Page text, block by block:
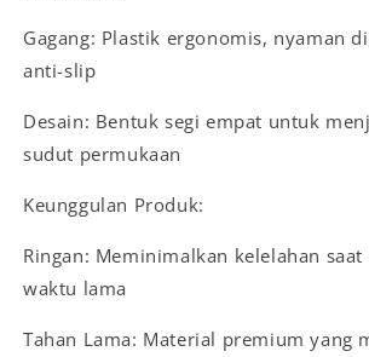
Gagang: Plastik ergonomis, nyaman
anti-slip
Desain: Bentuk segi empat untuk
sudut permukaan
Keunggulan Produk:
Ringan: Meminimalkan kelelahan
waktu lama
Tahan Lama: Material premium yang